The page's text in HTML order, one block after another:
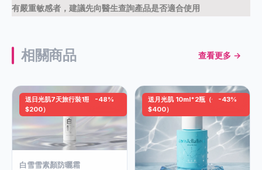
有嚴重敏感者，建議先向醫生查詢產品是否適合使用
相關商品 查看更多 →
送日光肌7天旅行裝1瓶（價值
$200）
-48%
白雪雪素顏防曬霜
送月光肌 10ml*2瓶（價值
$400）
-43%